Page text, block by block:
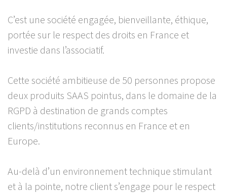
C’est une société engagée, bienveillante, éthique,
portée sur le respect des droits en France et
investie dans l’associatif.
Cette société ambitieuse de 50 personnes propose
deux produits SAAS pointus, dans le domaine de la
RGPD à destination de grands comptes
clients/institutions reconnus en France et en
Europe.
Au-delà d’un environnement technique stimulant
et à la pointe, notre client s’engage pour le respect